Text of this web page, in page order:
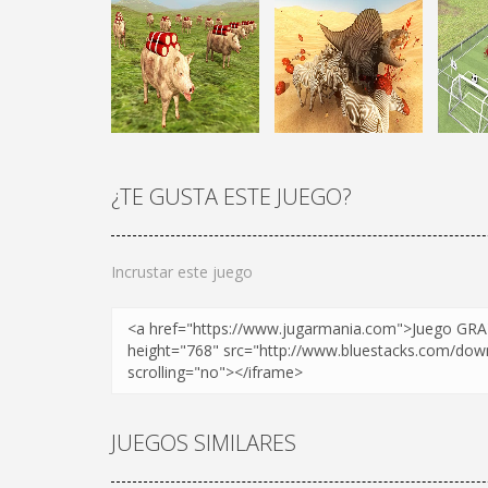
¡JUGAR
Zoom
¿TE GUSTA ESTE JUEGO?
Incrustar este juego
JUEGOS SIMILARES